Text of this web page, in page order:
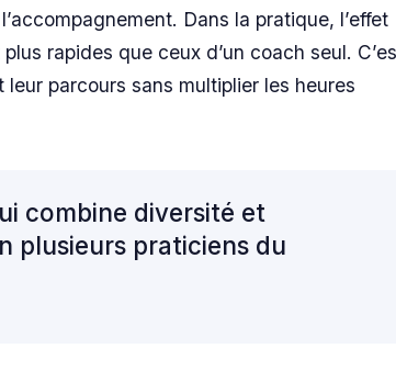
Dans la pratique, l’effet
rapides que ceux d’un coach seul.
parcours sans multiplier les heures
combine diversité et
plusieurs praticiens du